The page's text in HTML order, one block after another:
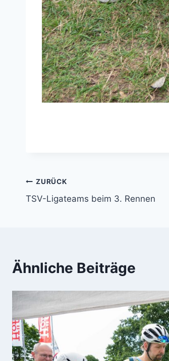
Beitragsnavigation
ZURÜCK
TSV-Ligateams beim 3. Rennen
Ähnliche Beiträge